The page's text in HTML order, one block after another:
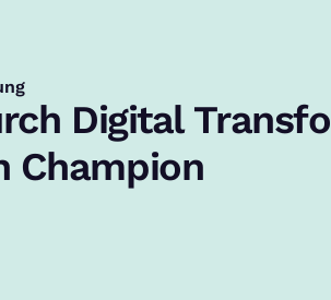
Digital
Champion